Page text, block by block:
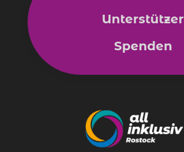
Unterstützer
Spenden